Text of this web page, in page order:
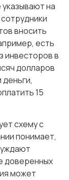
на
вносить
есть
инвесторов в
долларов
15
схему с
понимает,
доверенных
может